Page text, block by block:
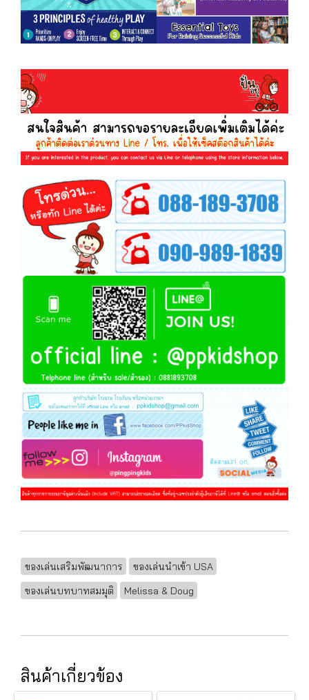
ของเล่นเสริมพัฒนาการ
ของเล่นนำเข้า USA
ของเล่นบทบาทสมมุติ
Melissa & Doug
สินค้าเกี่ยวข้อง